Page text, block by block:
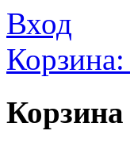
Вход
Корзина:
Корзина